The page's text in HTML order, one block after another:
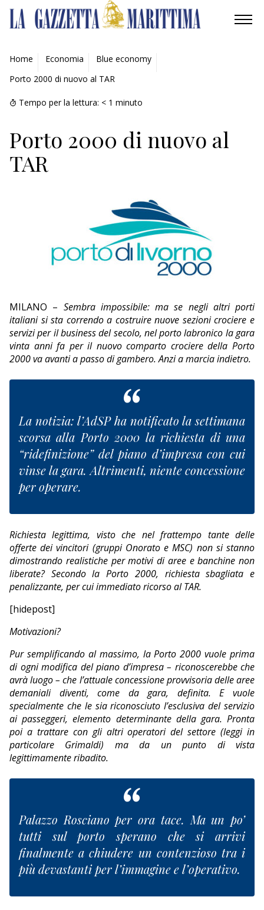
AMBIENTE
MOBILITÀ
INDUSTRIA
RICERCA
ECONOMIA
Home Economia
Blue economy
Porto 2000 di nuovo al TAR
Tempo per la lettura: < 1 minuto
Porto 2000 di nuovo al
TAR
MILANO – Sembra impossibile: ma se negli altri porti
italiani si sta correndo a costruire nuove sezioni crociere e
servizi per il business del secolo, nel porto labronico la gara
vinta anni fa per il nuovo comparto crociere della Porto
2000 va avanti a passo di gambero. Anzi a marcia indietro.
La notizia: l’AdSP ha notificato la settimana
scorsa alla Porto 2000 la richiesta di una
“ridefinizione” del piano d’impresa con cui
vinse la gara. Altrimenti, niente concessione
per operare.
Richiesta legittima, visto che nel frattempo tante delle
offerte dei vincitori (gruppi Onorato e MSC) non si stanno
dimostrando realistiche per motivi di aree e banchine non
liberate? Secondo la Porto 2000, richiesta sbagliata e
penalizzante, per cui immediato ricorso al TAR.
[hidepost]
Motivazioni?
Pur semplificando al massimo, la Porto 2000 vuole prima
di ogni modifica del piano d’impresa – riconoscerebbe che
avrà luogo – che l’attuale concessione provvisoria delle aree
demaniali diventi, come da gara, definita. E vuole
specialmente che le sia riconosciuto l’esclusiva del servizio
ai passeggeri, elemento determinante della gara. Pronta
poi a trattare con gli altri operatori del settore (leggi in
particolare Grimaldi) ma da un punto di vista
legittimamente ribadito.
Palazzo Rosciano per ora tace. Ma un po’
tutti sul porto sperano che si arrivi
finalmente a chiudere un contenzioso tra i
più devastanti per l’immagine e l’operativo.